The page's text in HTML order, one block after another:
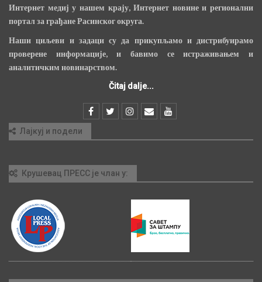
Интернет медиј у нашем крају, Интернет новине и регионални
портал за грађане Расинског округа.
Наши циљеви и задаци су да прикупљамо и дистрибуирамо
проверене информације, и бавимо се истраживањем и
аналитичким новинарством.
Čitaj dalje...
Лајкуј и подели
Крушевац ПРЕСС је члан у: